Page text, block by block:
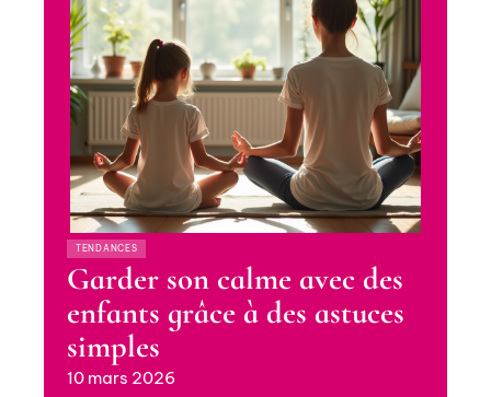
TENDANCES
Garder son calme avec des
enfants grâce à des astuces
simples
10 mars 2026